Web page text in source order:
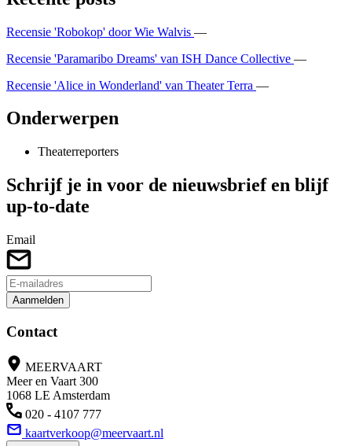
Recensie 'Robokop' door Wie Walvis —
Recensie 'Paramaribo Dreams' van ISH Dance Collective —
Recensie 'Alice in Wonderland' van Theater Terra —
Onderwerpen
Theaterreporters
Schrijf je in voor de nieuwsbrief en blijf
up-to-date
Email
Aanmelden
Contact
MEERVAART
Meer en Vaart 300
1068 LE Amsterdam
020 - 4107 777
kaartverkoop@meervaart.nl